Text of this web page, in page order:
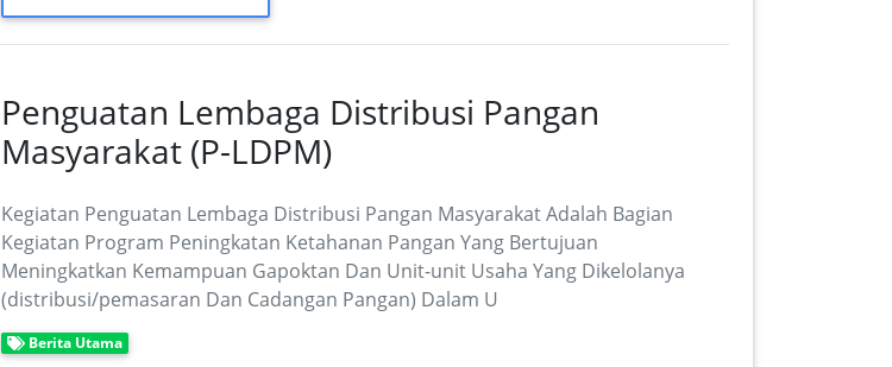
Penguatan Lembaga Distribusi Pangan
Masyarakat (P-LDPM)
Kegiatan Penguatan Lembaga Distribusi Pangan Masyarakat Adalah Bagian
Kegiatan Program Peningkatan Ketahanan Pangan Yang Bertujuan
Meningkatkan Kemampuan Gapoktan Dan Unit-unit Usaha Yang Dikelolanya
(distribusi/pemasaran Dan Cadangan Pangan) Dalam U
Berita Utama